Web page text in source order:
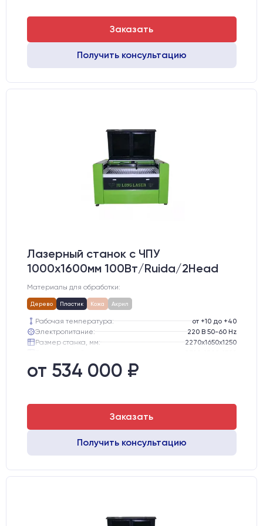
Заказать
Получить консультацию
Лазерный станок c ЧПУ
1000х1600мм 100Вт/Ruida/2Head
Материалы для обработки:
Дерево Пластик Кожа Акрил
Рабочая температура:
от +10 до +40
Электропитание:
220 В 50-60 Hz
Размер станка, мм:
2270х1650х1250
Вес брутто:
Шаговые двигатели:
от 534 000 ₽
Заказать
Получить консультацию